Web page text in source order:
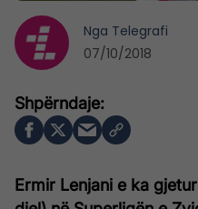
Ermir Lenjani e ka
Nga Telegrafi
07/10/2018